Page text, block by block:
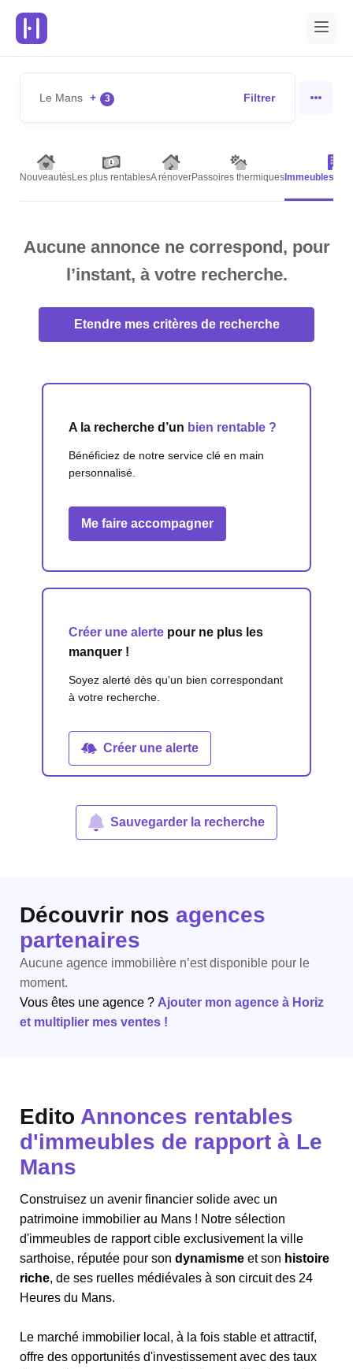
Le Mans + 3 Filtrer
NouveautésLes plus rentablesA rénoverPassoires thermiques Immeubles de
Aucune annonce ne correspond, pour
l’instant, à votre recherche.
Etendre mes critères de recherche
A la recherche d’un bien rentable ?
Bénéficiez de notre service clé en main
personnalisé.
Me faire accompagner
Créer une alerte pour ne plus les
manquer !
Soyez alerté dès qu'un bien correspondant
à votre recherche.
Créer une alerte
Sauvegarder la recherche
Découvrir nos agences
partenaires
Aucune agence immobilière n’est disponible pour le
moment.
Vous êtes une agence ? Ajouter mon agence à Horiz
et multiplier mes ventes !
Edito Annonces rentables
d'immeubles de rapport à Le
Mans
Construisez un avenir financier solide avec un
patrimoine immobilier au Mans ! Notre sélection
d'immeubles de rapport cible exclusivement la ville
sarthoise, réputée pour son dynamisme et son histoire
riche, de ses ruelles médiévales à son circuit des 24
Heures du Mans.
Le marché immobilier local, à la fois stable et attractif,
offre des opportunités d'investissement avec des taux